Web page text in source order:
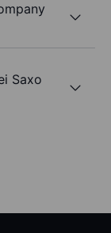
Saxo